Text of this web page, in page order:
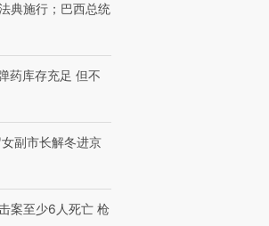
典施行；巴西总统
药库存充足 但不
副市长解冬进京
案至少6人死亡 枪